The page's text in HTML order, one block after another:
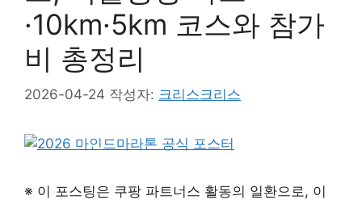
·10km·5km 코스와 참가
비 총정리
2026-04-24 작성자: 크리스크리스
※ 이 포스팅은 쿠팡 파트너스 활동의 일환으로, 이